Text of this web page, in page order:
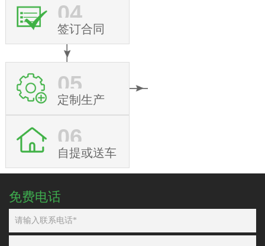
04
签订合同
05
定制生产
06
自提或送车
免费电话